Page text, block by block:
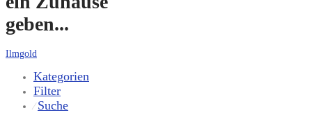
geben...
Ilmgold
Kategorien
Filter
⁄ Suche